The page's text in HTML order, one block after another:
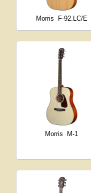
Morris F-92.LC/E
Morris M-1